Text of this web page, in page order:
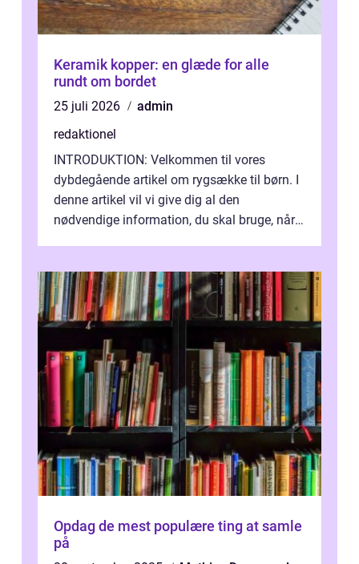
Keramik kopper: en glæde for alle
rundt om bordet
25 juli 2026
admin
redaktionel
INTRODUKTION: Velkommen til vores
dybdegående artikel om rygsække til børn. I
denne artikel vil vi give dig al den
nødvendige information, du skal bruge, når
Opdag de mest populære ting at samle
på